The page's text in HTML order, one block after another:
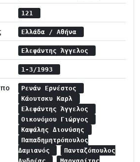
121
Ελλάδα / Αθήνα
Ελεφάντης Άγγελος
1-3/1993
Ρενάν Ερνέστος
Κάουτσκυ Καρλ
Ελεφάντης Άγγελος
Οικονόμου Γιώργος
Καψάλης Διονύσης
Παπαδημητρόπουλος
Δαμιανός
Πανταζόπουλος